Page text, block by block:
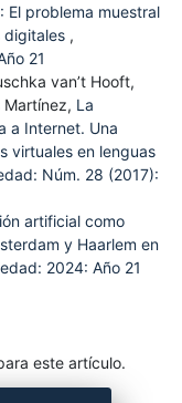
El problema muestral
digitales ,
21
van’t Hooft,
Martínez, La
a Internet. Una
virtuales en lenguas
Núm. 28 (2017):
artificial como
y Haarlem en
2024: Año 21
este artículo.